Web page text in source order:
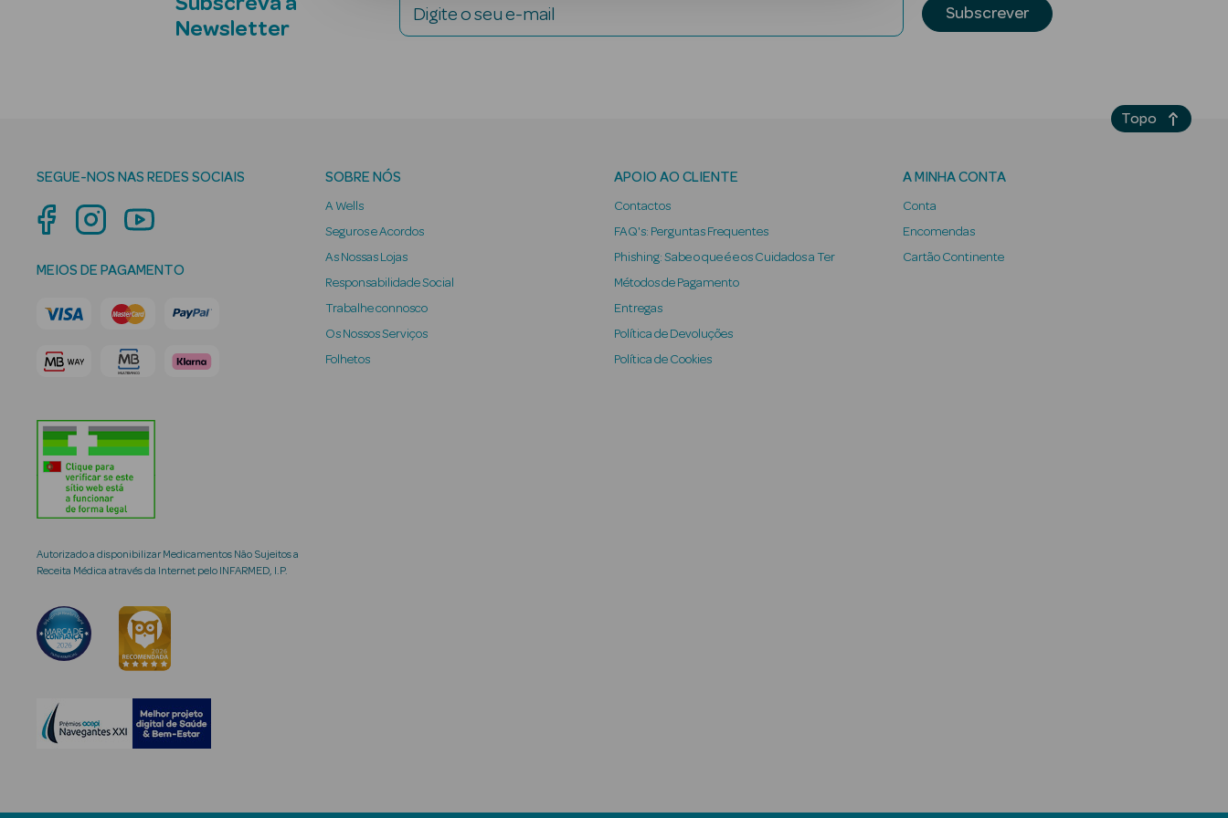
Newsletter
Digite o seu e-mail Subscrever
SEGUE-NOS NAS REDES SOCIAIS
MEIOS DE PAGAMENTO
Autorizado a disponibilizar Medicamentos Não Sujeitos a
Receita Médica através da Internet pelo INFARMED, I.P.
SOBRE NÓS
A Wells
Seguros e Acordos
As Nossas Lojas
Responsabilidade Social
Trabalhe connosco
Os Nossos Serviços
Folhetos
APOIO AO CLIENTE
Contactos
FAQ's: Perguntas Frequentes
Phishing: Sabe o que é e os Cuidados a Ter
Métodos de Pagamento
Entregas
Política de Devoluções
Política de Cookies
A MINHA CONTA
Conta
Encomendas
Cartão Continente
Topo